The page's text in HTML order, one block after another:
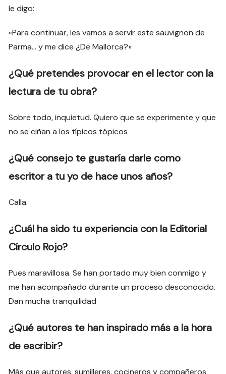
le digo:
«Para continuar, les vamos a servir este sauvignon de
Parma… y me dice ¿De Mallorca?»
¿Qué pretendes provocar en el lector con la
lectura de tu obra?
Sobre todo, inquietud. Quiero que se experimente y que
no se ciñan a los típicos tópicos
¿Qué consejo te gustaría darle como
escritor a tu yo de hace unos años?
Calla.
¿Cuál ha sido tu experiencia con la Editorial
Círculo Rojo?
Pues maravillosa. Se han portado muy bien conmigo y
me han acompañado durante un proceso desconocido.
Dan mucha tranquilidad
¿Qué autores te han inspirado más a la hora
de escribir?
Más que autores, sumilleres, cocineros y compañeros